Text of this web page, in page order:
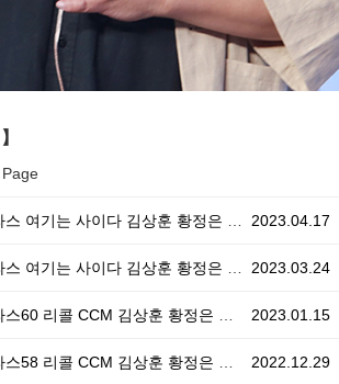
Page
2023.04.17
는 사이다 김상훈 황정은 정태성(옹기장이)
2023.03.24
여기는 사이다 김상훈 황정은 장광우
2023.01.15
리콜 CCM 김상훈 황정은 최희경 하요
2022.12.29
리콜 CCM 김상훈 황정은 양상재